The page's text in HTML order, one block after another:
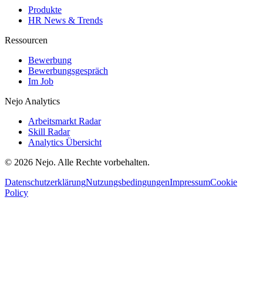
Produkte
HR News & Trends
Ressourcen
Bewerbung
Bewerbungsgespräch
Im Job
Nejo Analytics
Arbeitsmarkt Radar
Skill Radar
Analytics Übersicht
© 2026 Nejo. Alle Rechte vorbehalten.
DatenschutzerklärungNutzungsbedingungenImpressumCookie
Policy